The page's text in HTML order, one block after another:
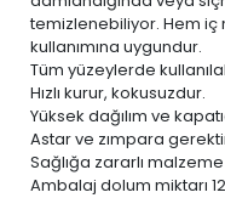
temizlenebiliyor. Hem iç
kullanımına uygundur.
Tüm yüzeylerde
Hızlı kurur, kokusuzdur.
Yüksek dağılım ve
Astar ve zımpara
Sağlığa zararlı
Ambalaj dolum miktarı